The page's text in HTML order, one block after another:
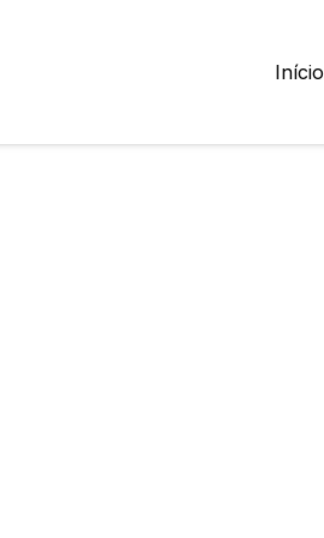
Início